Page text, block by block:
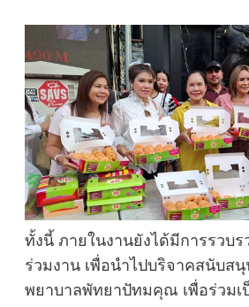
ทั้งนี้ ภายในงานยังได้มีการรวบร
ร่วมงาน เพื่อนำไปบริจาคสนับสนุ
พยาบาลพัทยาปัทมคุณ เพื่อร่วมเ